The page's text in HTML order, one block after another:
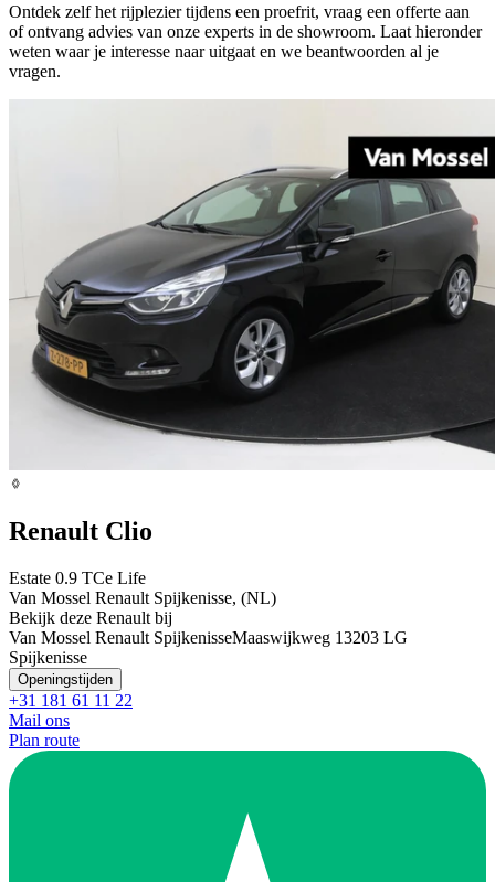
Ontdek zelf het rijplezier tijdens een proefrit, vraag een offerte aan
of ontvang advies van onze experts in de showroom. Laat hieronder
weten waar je interesse naar uitgaat en we beantwoorden al je
vragen.
Renault Clio
Estate 0.9 TCe Life
Van Mossel Renault Spijkenisse, (NL)
Bekijk deze Renault bij
Van Mossel Renault SpijkenisseMaaswijkweg 13203 LG
Spijkenisse
Openingstijden
+31 181 61 11 22
Mail ons
Plan route